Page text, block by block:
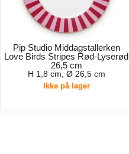
Pip Studio Middagstallerken
Love Birds Stripes Rød-Lyserød
26,5 cm
H 1,8 cm, Ø 26,5 cm
Ikke på lager